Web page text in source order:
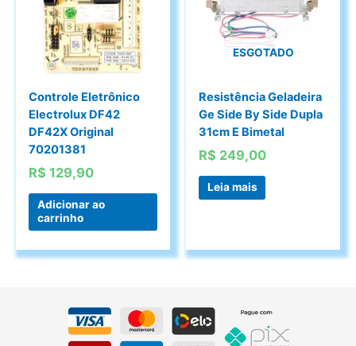
Controle Eletrônico
Electrolux DF42
DF42X Original
70201381
R$ 129,90
Adicionar ao
carrinho
ESGOTADO
Resistência Geladeira
Ge Side By Side Dupla
31cm E Bimetal
R$ 249,00
Leia mais